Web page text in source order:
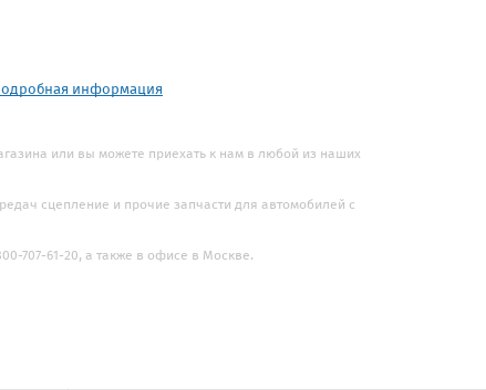
информация
или вы можете приехать к нам в любой из наших
сцепление и прочие запчасти для автомобилей с
707-61-20, а также в офисе в Москве.